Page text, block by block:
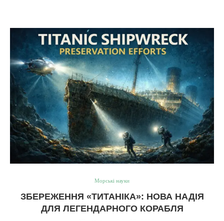
Морські науки
ЗБЕРЕЖЕННЯ «ТИТАНІКА»: НОВА НАДІЯ
ДЛЯ ЛЕГЕНДАРНОГО КОРАБЛЯ